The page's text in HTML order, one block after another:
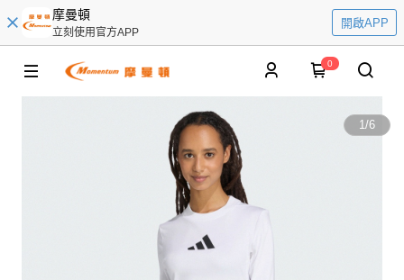
摩曼頓
立刻使用官方APP
開啟APP
0
1/6